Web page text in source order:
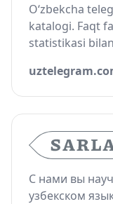
O‘zbekcha
katalogi. Faqt
statistikasi
С нами вы
узбекском